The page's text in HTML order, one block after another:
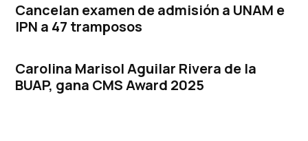
Cancelan examen de admisión a UNAM e
IPN a 47 tramposos
Carolina Marisol Aguilar Rivera de la
BUAP, gana CMS Award 2025